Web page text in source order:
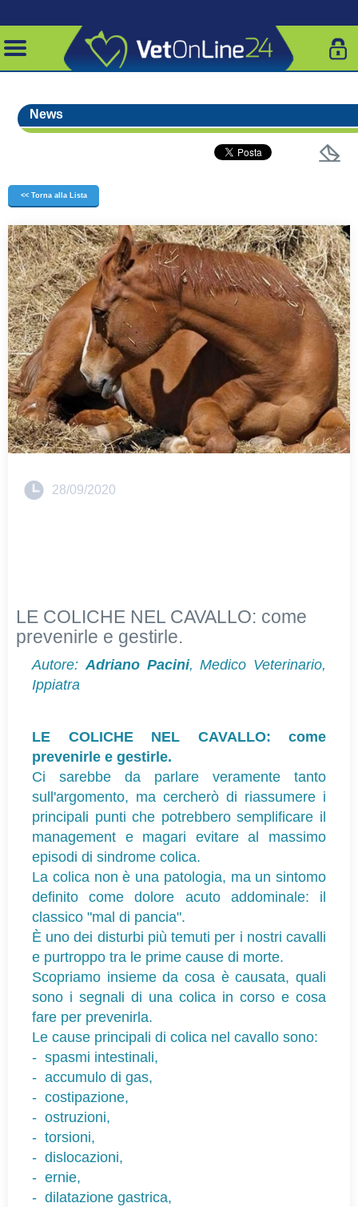
News
<< Torna alla Lista
28/09/2020
LE COLICHE NEL CAVALLO: come
prevenirle e gestirle.
Autore:Adriano Pacini, Medico Veterinario,
Ippiatra
LE COLICHE NEL CAVALLO: come
prevenirle e gestirle.
Ci sarebbe da parlare veramente tanto
sull'argomento, ma cercherò di riassumere i
principali punti che potrebbero semplificare il
management e magari evitare al massimo
episodi di sindrome colica.
La colica non è una patologia, ma un sintomo
definito come dolore acuto addominale: il
classico "mal di pancia".
È uno dei disturbi più temuti per i nostri cavalli
e purtroppo tra le prime cause di morte.
Scopriamo insieme da cosa è causata, quali
sono i segnali di una colica in corso e cosa
fare per prevenirla.
Le cause principali di colica nel cavallo sono:
- spasmi intestinali,
- accumulo di gas,
- costipazione,
- ostruzioni,
- torsioni,
- dislocazioni,
- ernie,
- dilatazione gastrica,